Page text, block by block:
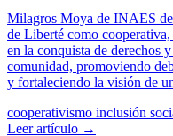
Milagros Moya de INAES
de Liberté como cooperativa,
en la conquista de derechos
comunidad, promoviendo
y fortaleciendo la visión de
cooperativismo inclusión
Leer artículo →